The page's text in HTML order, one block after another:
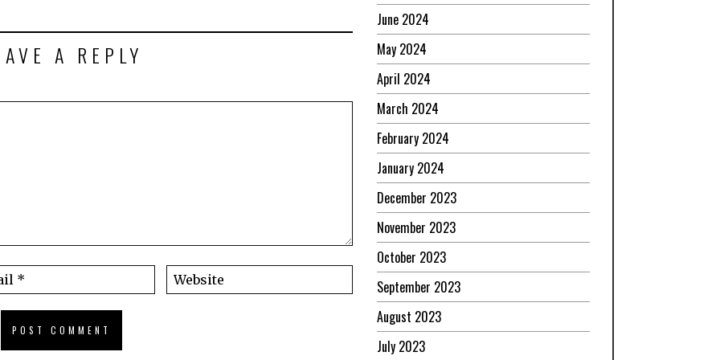
A REPLY
June 2024
May 2024
April 2024
March 2024
February 2024
January 2024
December 2023
November 2023
October 2023
September 2023
August 2023
July 2023